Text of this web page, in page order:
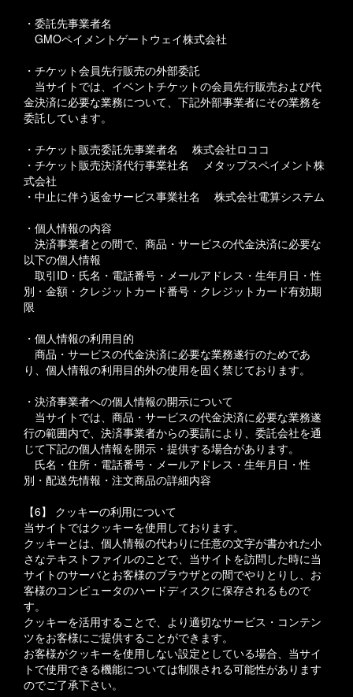
・委託先事業者名
GMOペイメントゲートウェイ株式会社
・チケット会員先行販売の外部委託
当サイトでは、イベントチケットの会員先行販売および代
金決済に必要な業務について、下記外部事業者にその業務を
委託しています。
・チケット販売委託先事業者名 株式会社ロココ
・チケット販売決済代行事業社名 メタップスペイメント株
式会社
・中止に伴う返金サービス事業社名 株式会社電算システム
・個人情報の内容
決済事業者との間で、商品・サービスの代金決済に必要な
以下の個人情報
取引ID・氏名・電話番号・メールアドレス・生年月日・性
別・金額・クレジットカード番号・クレジットカード有効期
限
・個人情報の利用目的
商品・サービスの代金決済に必要な業務遂行のためであ
り、個人情報の利用目的外の使用を固く禁じております。
・決済事業者への個人情報の開示について
当サイトでは、商品・サービスの代金決済に必要な業務遂
行の範囲内で、決済事業者からの要請により、委託会社を通
じて下記の個人情報を開示・提供する場合があります。
氏名・住所・電話番号・メールアドレス・生年月日・性
別・配送先情報・注文商品の詳細内容
【6】 クッキーの利用について
当サイトではクッキーを使用しております。
クッキーとは、個人情報の代わりに任意の文字が書かれた小
さなテキストファイルのことで、当サイトを訪問した時に当
サイトのサーバとお客様のブラウザとの間でやりとりし、お
客様のコンピュータのハードディスクに保存されるもので
す。
クッキーを活用することで、より適切なサービス・コンテン
ツをお客様にご提供することができます。
お客様がクッキーを使用しない設定としている場合、当サイ
トで使用できる機能については制限される可能性があります
のでご了承下さい。